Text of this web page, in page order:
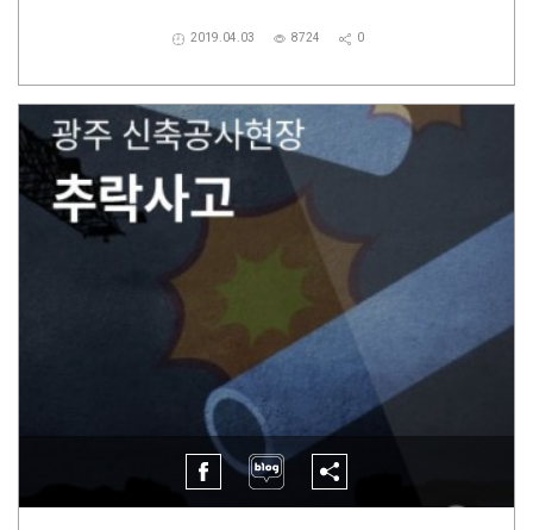
2019.04.03 8724 0